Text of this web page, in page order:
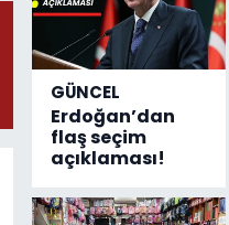
GÜNCEL
Erdoğan’dan
flaş seçim
açıklaması!